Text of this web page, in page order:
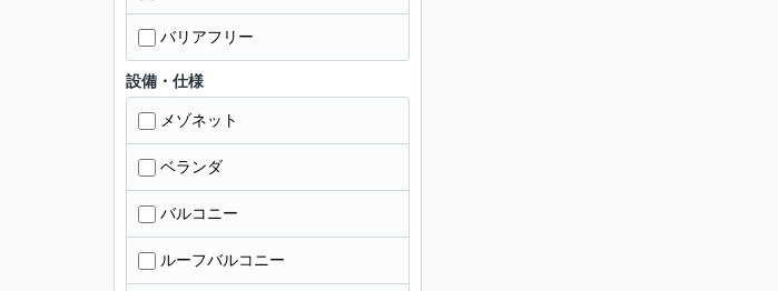
バリアフリー
設備・仕様
メゾネット
ベランダ
バルコニー
ルーフバルコニー